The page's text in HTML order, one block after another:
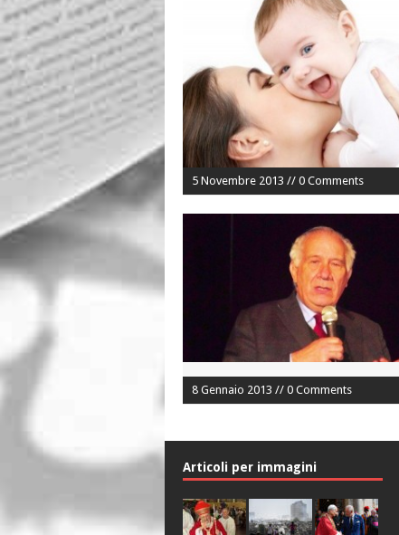
5 Novembre 2013 // 0 Comments
8 Gennaio 2013 // 0 Comments
Articoli per immagini